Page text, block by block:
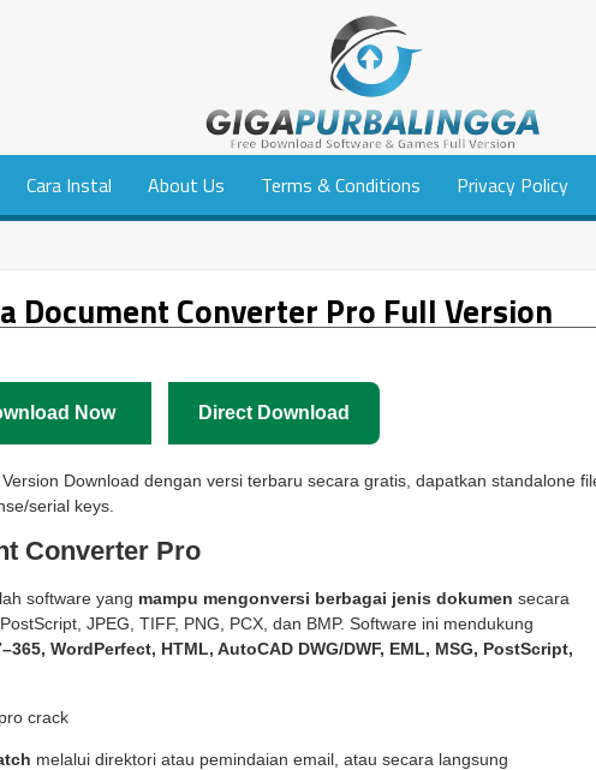
Cara Instal About Us Terms & Conditions Privacy Policy
Document Converter Pro Full Version
Now Direct Download
Download dengan versi terbaru secara gratis, dapatkan standalone
serial keys.
Converter Pro
software yang mampu mengonversi berbagai jenis dokumen secara
JPEG, TIFF, PNG, PCX, dan BMP. Software ini mendukung
WordPerfect, HTML, AutoCAD DWG/DWF, EML, MSG, PostScript,
melalui direktori atau pemindaian email, atau secara langsung